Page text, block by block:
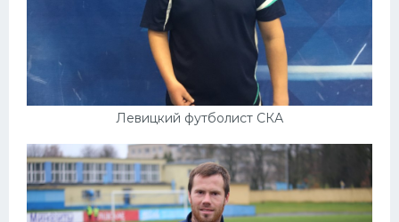
Левицкий футболист СКА